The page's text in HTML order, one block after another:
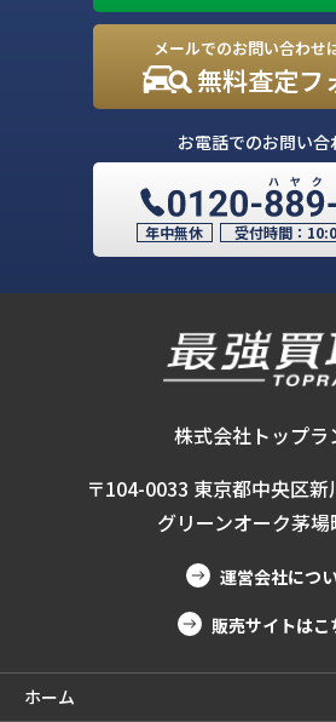
メールでのお問い合わせ
無料査定フ
お電話でのお問い合
年中無休 受付時間：
株式会社トップラ
〒104-0033 東京都中央区新
グリーンオーク茅
運営会社につ
販売サイトはこ
ホーム